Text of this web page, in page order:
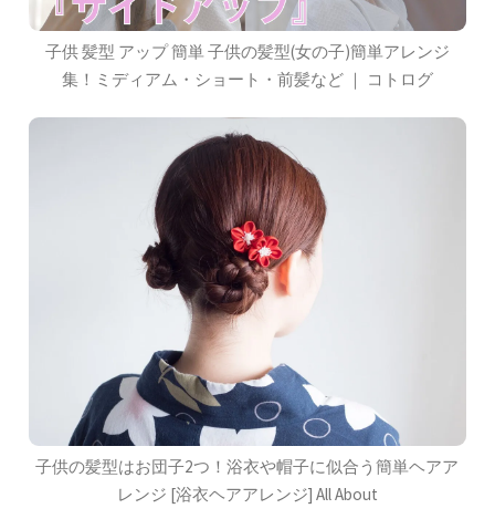
子供 髪型 アップ 簡単 子供の髪型(女の子)簡単アレンジ
集！ミディアム・ショート・前髪など ｜ コトログ
子供の髪型はお団子2つ！浴衣や帽子に似合う簡単ヘアア
レンジ [浴衣ヘアアレンジ] All About